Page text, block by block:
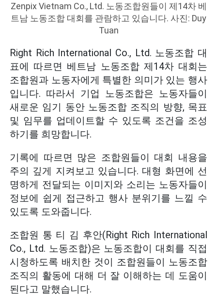
Zenpix Vietnam Co., Ltd. 노동조합원들이 제14차 베
트남 노동조합 대회를 관람하고 있습니다. 사진: Duy
Tuan
Right Rich International Co., Ltd. 노동조합 대
표에 따르면 베트남 노동조합 제14차 대회는
조합원과 노동자에게 특별한 의미가 있는 행사
입니다. 따라서 기업 노동조합은 노동자들이
새로운 임기 동안 노동조합 조직의 방향, 목표
및 임무를 업데이트할 수 있도록 조건을 조성
하기를 희망합니다.
기록에 따르면 많은 조합원들이 대회 내용을
주의 깊게 지켜보고 있습니다. 대형 화면에 선
명하게 전달되는 이미지와 소리는 노동자들이
정보에 쉽게 접근하고 행사 분위기를 느낄 수
있도록 도와줍니다.
조합원 통 티 김 후안(Right Rich International
Co., Ltd. 노동조합)은 노동조합이 대회를 직접
시청하도록 배치한 것이 조합원들이 노동조합
조직의 활동에 대해 더 잘 이해하는 데 도움이
된다고 말했습니다.